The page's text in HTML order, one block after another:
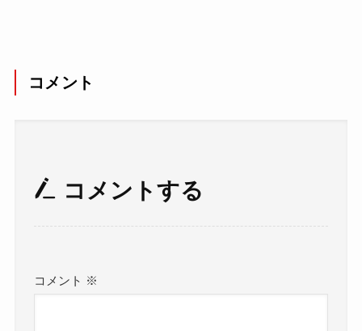
コメント
コメントする
コメント ※